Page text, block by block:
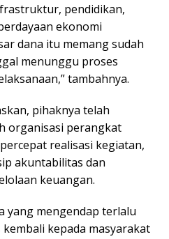
pendidikan,
ekonomi
dana itu memang sudah
menunggu proses
tambahnya.
pihaknya telah
organisasi perangkat
realisasi kegiatan,
akuntabilitas dan
keuangan.
yang mengendap terlalu
kepada masyarakat